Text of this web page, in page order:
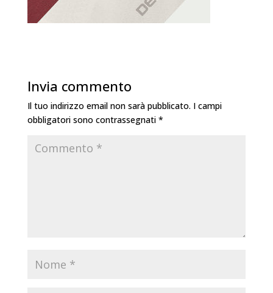
Invia commento
Il tuo indirizzo email non sarà pubblicato. I campi
obbligatori sono contrassegnati *